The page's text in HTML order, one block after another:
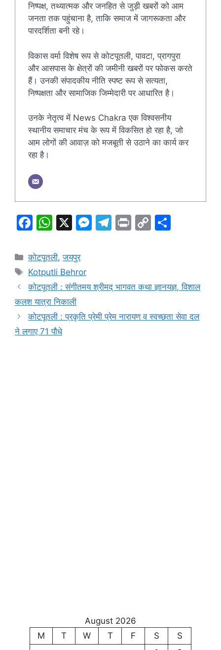
निष्पक्ष, तथ्यात्मक और जनहित से जुड़ी खबरों को आम
जनता तक पहुंचाना है, ताकि समाज में जागरूकता और
पारदर्शिता बनी रहे।
विकास वर्मा विशेष रूप से कोटपूतली, पावटा, प्रागपुरा
और आसपास के क्षेत्रों की जमीनी खबरों पर फोकस करते
हैं। उनकी संपादकीय नीति स्पष्ट रूप से सत्यता,
निष्पक्षता और सामाजिक जिम्मेदारी पर आधारित है।
उनके नेतृत्व में News Chakra एक विश्वसनीय
स्थानीय समाचार मंच के रूप में विकसित हो रहा है, जो
आम लोगों की आवाज़ को मजबूती से उठाने का कार्य कर
रहा है।
F
c
e
b
o
o
k
W
at
s
A
p
p
X
M
e
g
T
a
Pr C
Li
k
Categories
कोटपूतली,जयपुर
Tags
Kotputli Behror
कोटपूतली : संगीतमय श्रीमद् भागवत कथा ज्ञानयज्ञ, विशाल
कलश यात्रा निकाली
कोटपूतली : प्रकृति प्रेमी प्रेम नारायण व स्वच्छता सेवा दल
ने लगाए 71 पौधे
August 2026
M
T W T F S
S